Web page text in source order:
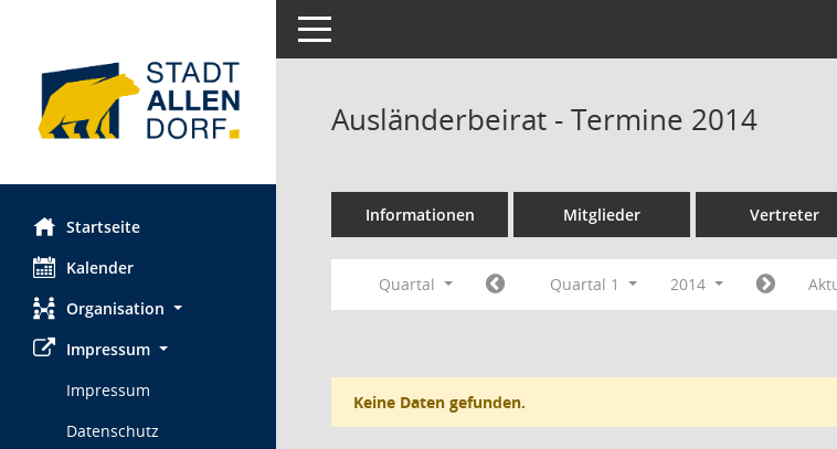
Startseite
Kalender
Organisation
Impressum
Impressum
Datenschutz
Toggle navigation
Ausländerbeirat - Termine 2014
Informationen Mitglieder Vertreter
Quartal Quartal 1 2014
Keine Daten gefunden.